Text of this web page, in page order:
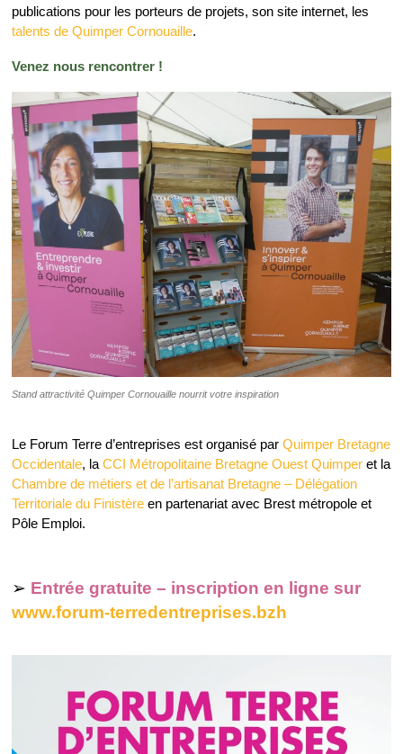
publications pour les porteurs de projets, son site internet, les
talents de Quimper Cornouaille.
Venez nous rencontrer !
Stand attractivité Quimper Cornouaille nourrit votre inspiration
Le Forum Terre d’entreprises est organisé par Quimper Bretagne
Occidentale, laCCI Métropolitaine Bretagne Ouest Quimperet la
Chambre de métiers et de l’artisanat Bretagne – Délégation
Territoriale du Finistère en partenariat avec Brest métropole et
Pôle Emploi.
➢ Entrée gratuite – inscription en ligne sur
www.forum-terredentreprises.bzh